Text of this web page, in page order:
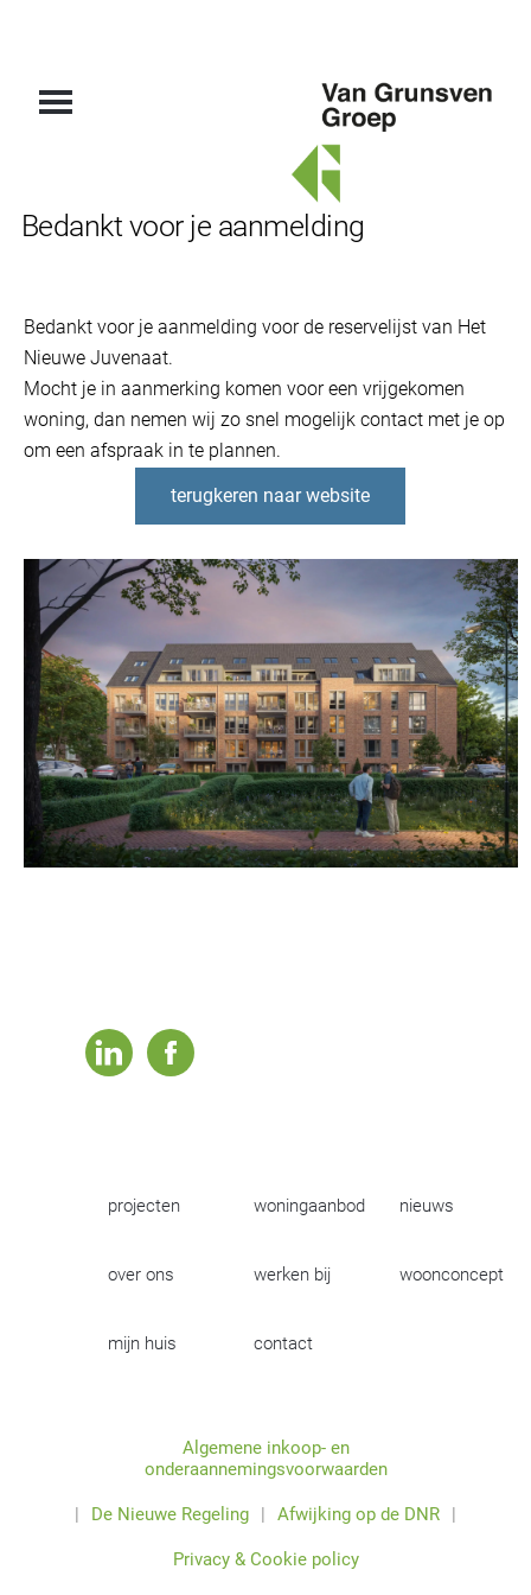
Van
Grunsven
Bedankt voor je aanmelding
Bedankt voor je aanmelding voor de reservelijst van Het
Nieuwe Juvenaat.
Mocht je in aanmerking komen voor een vrijgekomen
woning, dan nemen wij zo snel mogelijk contact met je op
om een afspraak in te plannen.
terugkeren naar website
linkedinfacebook
projecten woningaanbod nieuws
over ons werken bij woonconcept
mijn huis contact
Algemene inkoop- en
onderaannemingsvoorwaarden
| De Nieuwe Regeling | Afwijking op de DNR |
Privacy & Cookie policy